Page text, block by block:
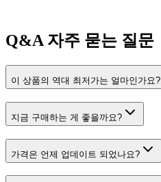
Q&A자주 묻는 질문
이 상품의 역대 최저가는 얼마인가요?
지금 구매하는 게 좋을까요?
가격은 언제 업데이트 되었나요?